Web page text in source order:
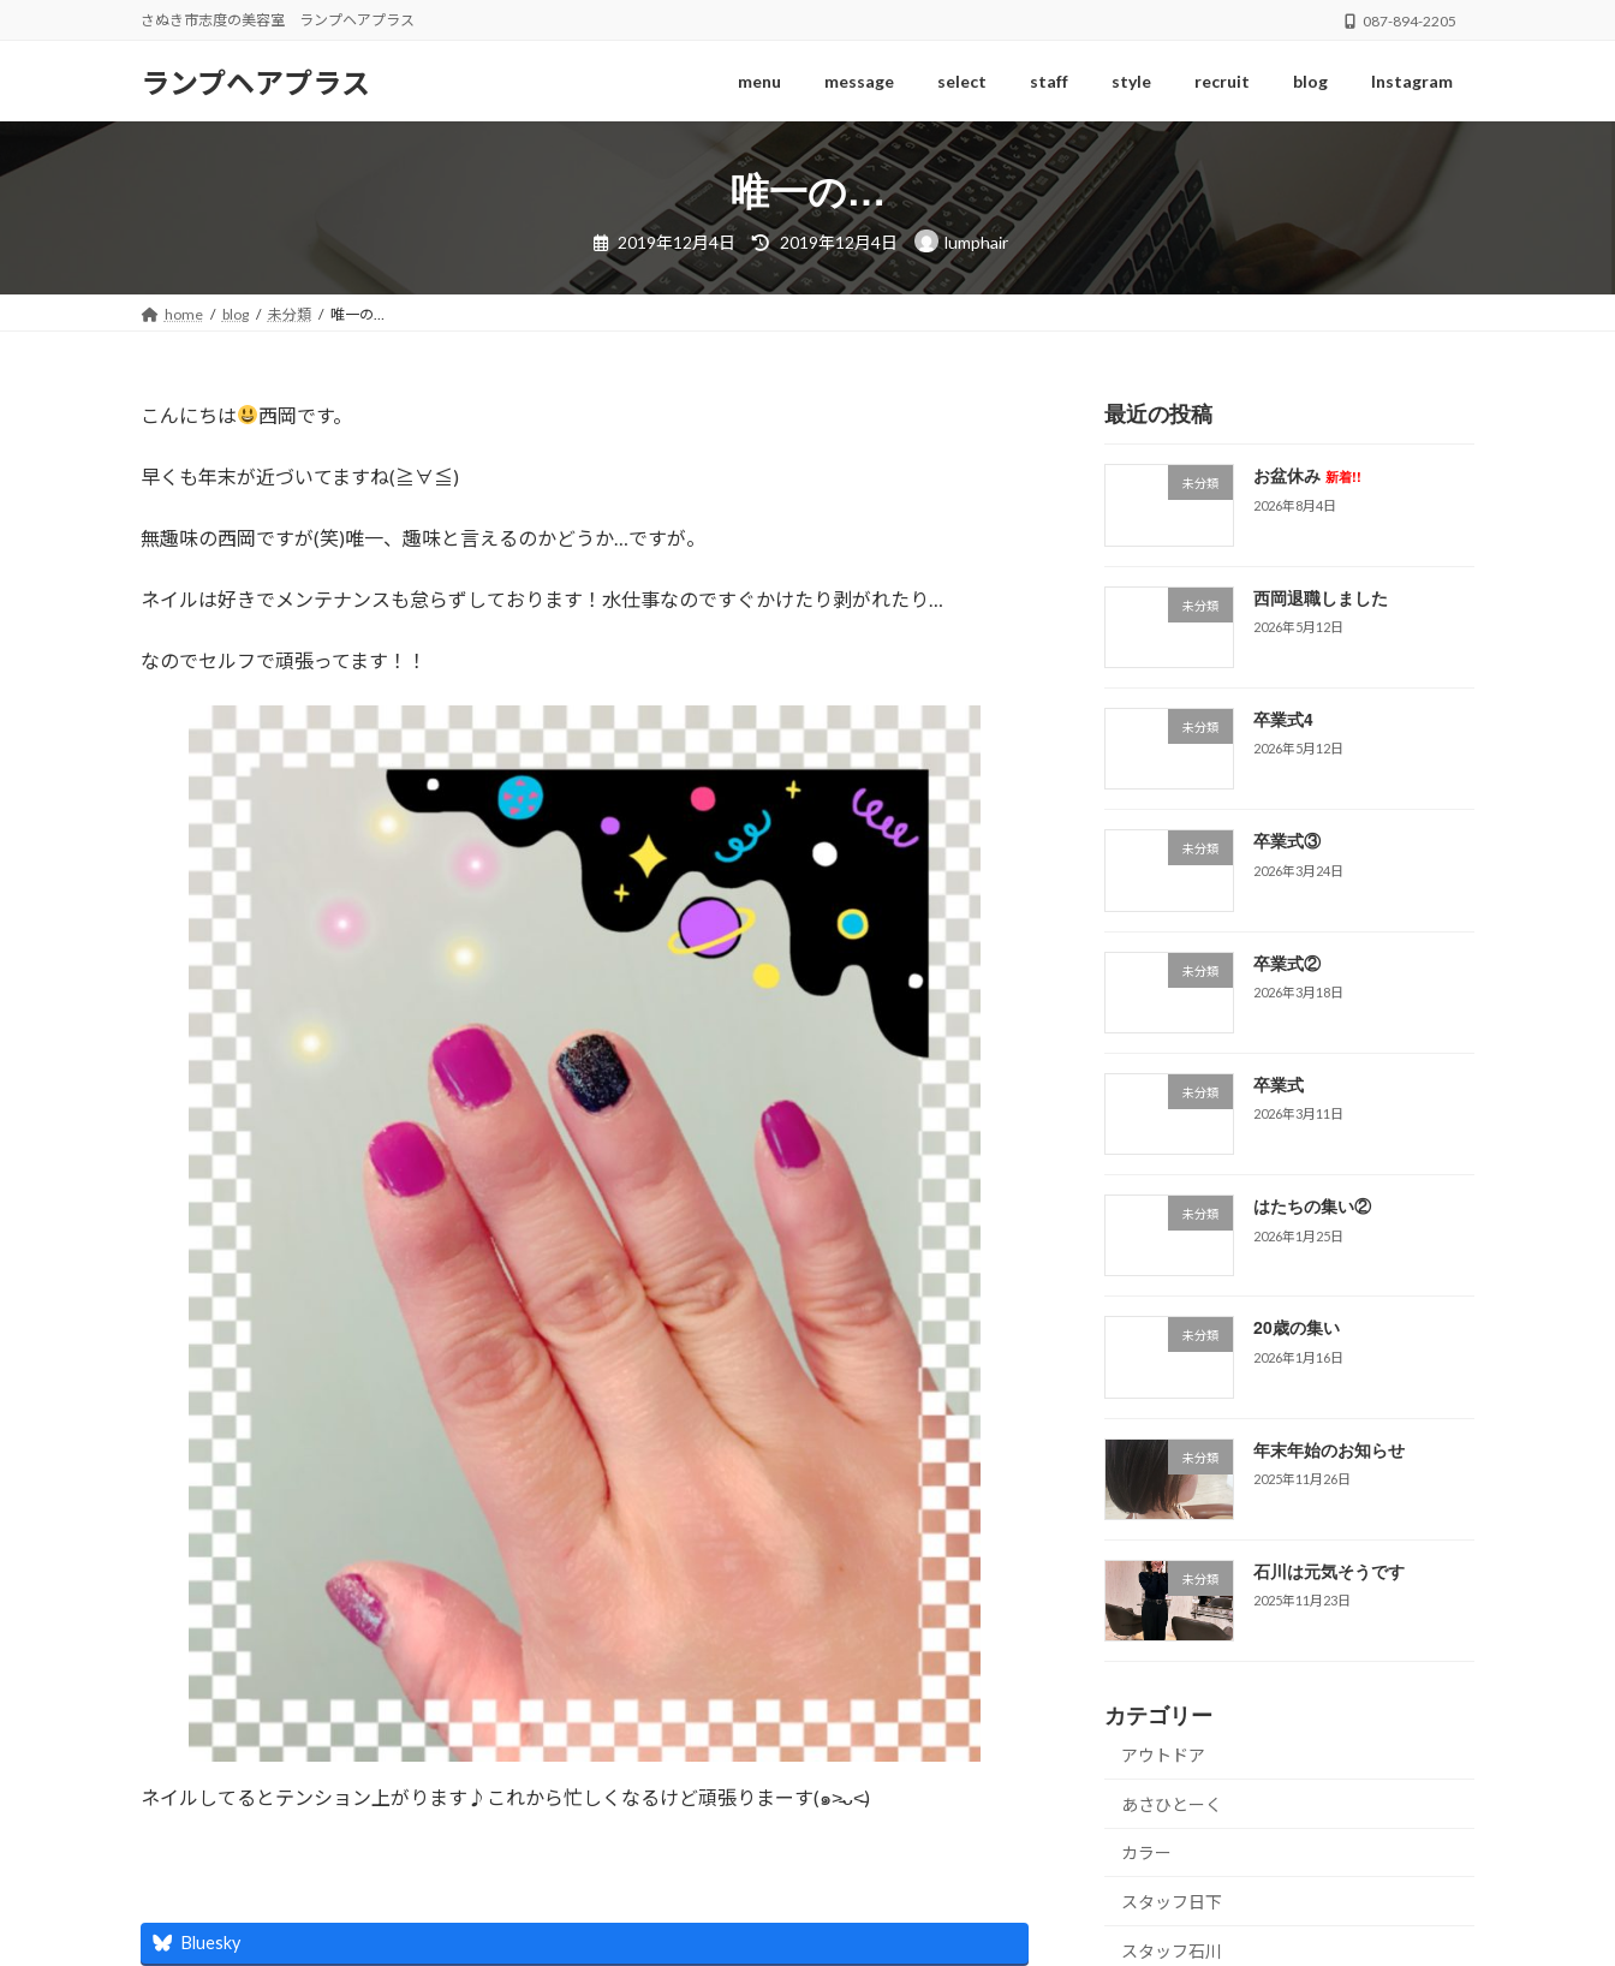
ツ
シ
さぬき市志度の美容室 ランプヘアプラス 087-894-2205
ランプヘアプラス menu message select staff style recruit blog Instagram
唯一の…
2019年12月4日
最
終
更
新
日
2019年12月4日 lumphair
home blog 未分類 唯一の…
こんにちは 西岡です。
早くも年末が近づいてますね(≧∀≦)
無趣味の西岡ですが(笑)唯一、趣味と言えるのかどうか…ですが。
ネイルは好きでメンテナンスも怠らずしております！水仕事なのですぐかけたり剥がれたり…
なのでセルフで頑張ってます！！
ネイルしてるとテンション上がります♪これから忙しくなるけど頑張りまーす(๑˃̵ᴗ˂̵)
Bluesky
最近の投稿
未分類 お盆休み 新着!!
2026年8月4日
未分類 西岡退職しました
2026年5月12日
未分類 卒業式4
2026年5月12日
未分類 卒業式③
2026年3月24日
未分類 卒業式②
2026年3月18日
未分類 卒業式
2026年3月11日
未分類 はたちの集い②
2026年1月25日
未分類 20歳の集い
2026年1月16日
未分類 年末年始のお知らせ
2025年11月26日
未分類 石川は元気そうです
2025年11月23日
カテゴリー
アウトドア
あさひとーく
カラー
スタッフ日下
スタッフ石川